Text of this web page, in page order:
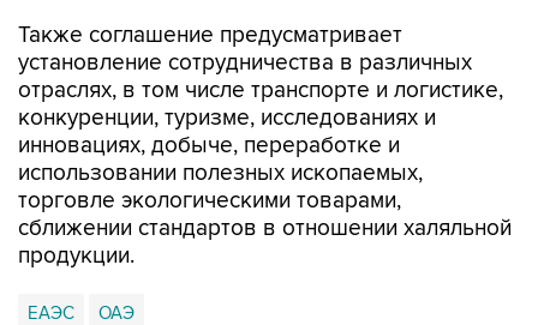
Также соглашение предусматривает
установление сотрудничества в различных
отраслях, в том числе транспорте и логистике,
конкуренции, туризме, исследованиях и
инновациях, добыче, переработке и
использовании полезных ископаемых,
торговле экологическими товарами,
сближении стандартов в отношении халяльной
продукции.
ЕАЭС ОАЭ